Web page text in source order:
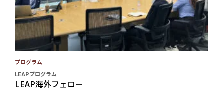
プログラム
LEAPプログラム
LEAP海外フェロー